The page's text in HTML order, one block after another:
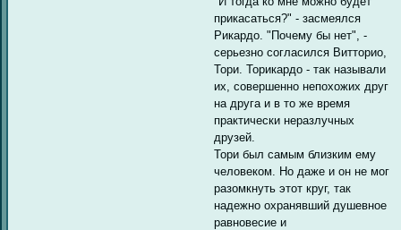
прикасаться?" - засмеялся
Рикардо. "Почему бы нет", -
серьезно согласился Витторио,
Тори. Торикардо - так называли
их, совершенно непохожих друг
на друга и в то же время
практически неразлучных
друзей.
Тори был самым близким ему
человеком. Но даже и он не мог
разомкнуть этот круг, так
надежно охранявший душевное
равновесие и